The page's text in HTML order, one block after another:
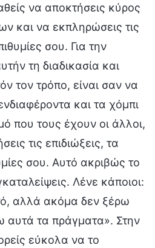
να αποκτήσεις κύρος
και να εκπληρώσεις τις
σου. Για την
τη διαδικασία και
τον τρόπο, είναι σαν να
και τα χόμπι
που τους έχουν οι άλλοι,
τις επιδιώξεις, τα
σου. Αυτό ακριβώς το
Λένε κάποιοι:
αλλά ακόμα δεν ξέρω
αυτά τα πράγματα». Στην
εύκολα να το